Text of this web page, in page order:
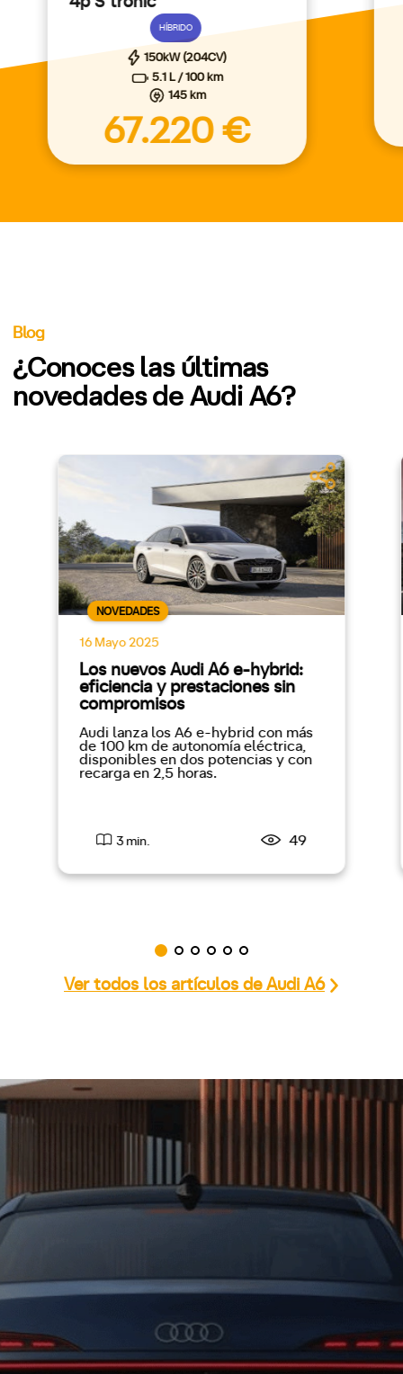
HÍBRIDO
150kW (204CV)
5.1 L / 100 km
145 km
67.220 €
Blog
¿Conoces las últimas
novedades de Audi A6?
NOVEDADES
16 Mayo 2025
Los nuevos Audi A6 e-hybrid:
eficiencia y prestaciones sin
compromisos
Audi lanza los A6 e-hybrid con más
de 100 km de autonomía eléctrica,
disponibles en dos potencias y con
recarga en 2,5 horas.
3 min. 49
Ver todos los artículos de Audi A6